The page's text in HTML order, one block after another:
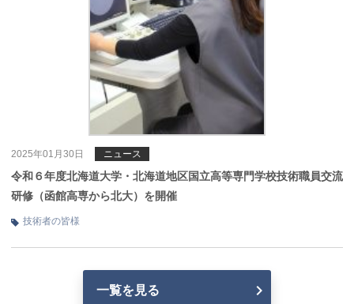
2025年01月30日 ニュース
令和６年度北海道大学・北海道地区国立高等専門学校技術職員交流
研修（函館高専から北大）を開催
技術者の皆様
一覧を見る